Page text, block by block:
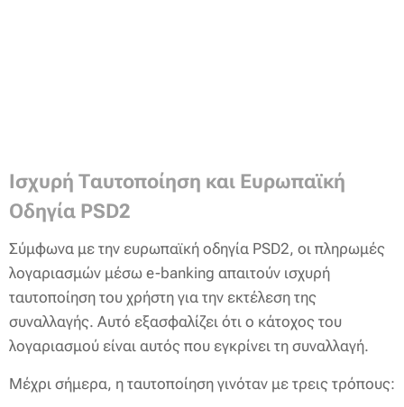
Ισχυρή Ταυτοποίηση και Ευρωπαϊκή
Οδηγία PSD2
Σύμφωνα με την ευρωπαϊκή οδηγία PSD2, οι πληρωμές
λογαριασμών μέσω e-banking απαιτούν ισχυρή
ταυτοποίηση του χρήστη για την εκτέλεση της
συναλλαγής. Αυτό εξασφαλίζει ότι ο κάτοχος του
λογαριασμού είναι αυτός που εγκρίνει τη συναλλαγή.
Μέχρι σήμερα, η ταυτοποίηση γινόταν με τρεις τρόπους: